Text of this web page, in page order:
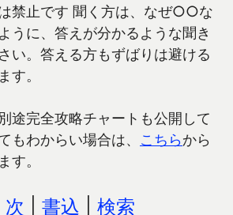
禁止です 聞く方は、なぜ○○な
うに、答えが分かるような聞き
い。答える方もずばりは避ける
す。
途完全攻略チャートも公開して
もわからい場合は、 こちらから
す。
次 書込 検索